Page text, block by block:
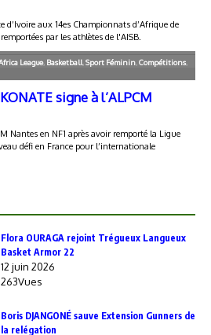
Flora OURAGA rejoint Trégueux Langueux
Basket Armor 22
12 juin 2026
263Vues
Boris DJANGONÉ sauve Extension Gunners de
la relégation